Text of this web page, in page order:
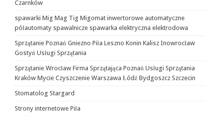
Czarnków
spawarki Mig Mag Tig Migomat inwertorowe automatyczne
półautomaty spawalnicze spawarka elektryczna elektrodowa
Sprzątanie Poznań Gniezno Piła Leszno Konin Kalisz Inowrocław
Gostyń Usługi Sprzątania
Sprzątanie Wrocław Firma Sprzątająca Poznań Usługi Sprzątania
Kraków Mycie Czyszczenie Warszawa Łódź Bydgoszcz Szczecin
Stomatolog Stargard
Strony internetowe Piła